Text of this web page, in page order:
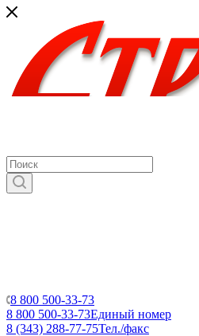
8 800 500-33-73
8 800 500-33-73Единый номер
8 (343) 288-77-75Тел./факс